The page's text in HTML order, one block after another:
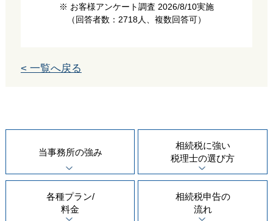
※ お客様アンケート調査 2026/8/10実施
（回答者数：2718人、複数回答可）
< 一覧へ戻る
当事務所の強み
相続税に強い
税理士の選び方
各種プラン/
料金
相続税申告の
流れ